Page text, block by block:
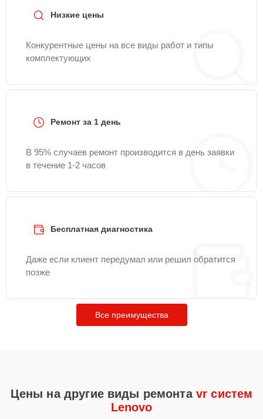
Низкие цены
Конкурентные цены на все виды работ и типы
комплектующих
Ремонт за 1 день
В 95% случаев ремонт производится в день заявки
в течение 1-2 часов
Бесплатная диагностика
Даже если клиент передумал или решил обратится
позже
Все преимущества
Цены на другие виды ремонта vr систем
Lenovo